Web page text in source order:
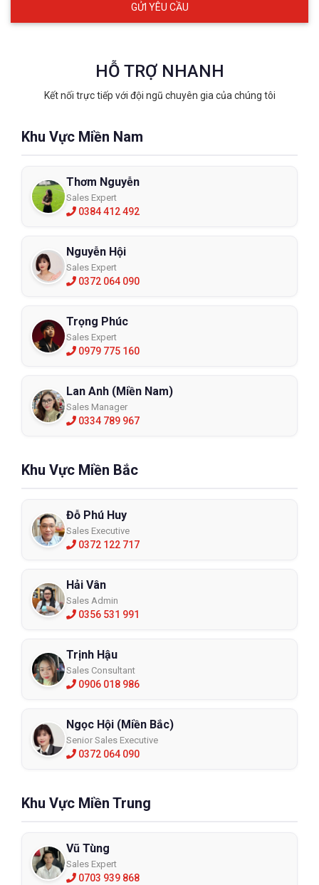
HỖ TRỢ NHANH
Kết nối trực tiếp với đội ngũ chuyên gia của chúng tôi
Khu Vực Miền Nam
Thơm Nguyễn
Sales Expert
0384 412 492
Nguyễn Hội
Sales Expert
0372 064 090
Trọng Phúc
Sales Expert
0979 775 160
Lan Anh (Miền Nam)
Sales Manager
0334 789 967
Khu Vực Miền Bắc
Đỗ Phú Huy
Sales Executive
0372 122 717
Hải Vân
Sales Admin
0356 531 991
Trịnh Hậu
Sales Consultant
0906 018 986
Ngọc Hội (Miền Bắc)
Senior Sales Executive
0372 064 090
Khu Vực Miền Trung
Vũ Tùng
Sales Expert
0703 939 868